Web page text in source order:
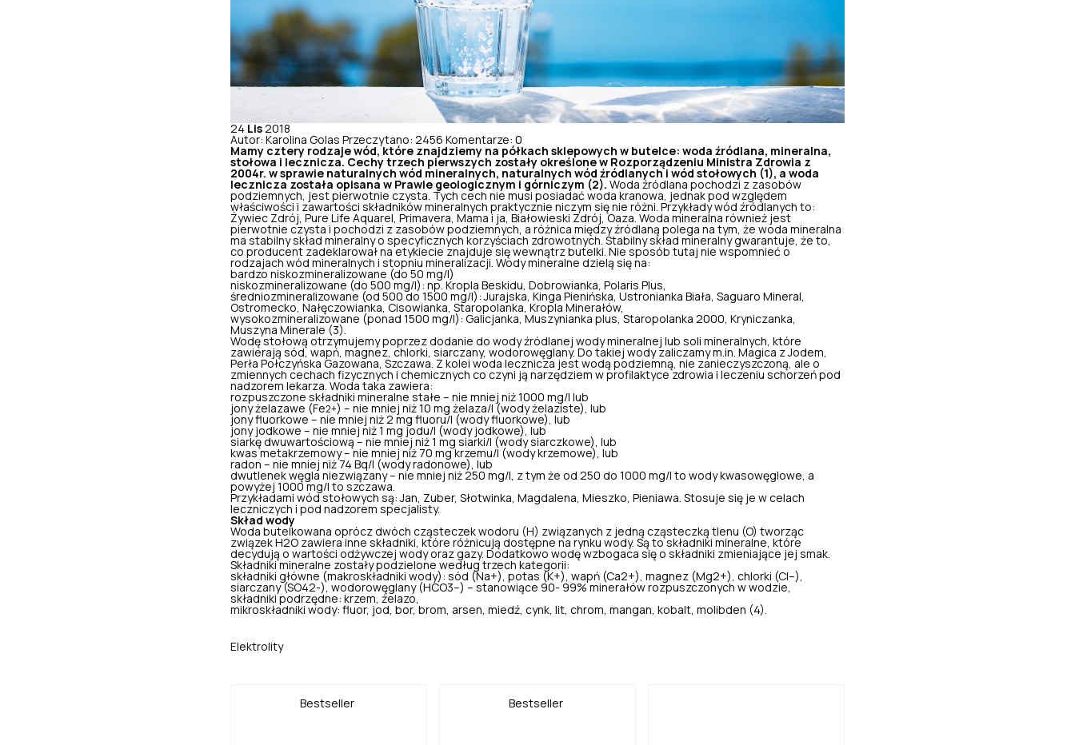
24 Lis 2018
Autor: Karolina Golas Przeczytano: 2456 Komentarze: 0
Mamy cztery rodzaje wód, które znajdziemy na półkach sklepowych w butelce: woda źródlana, mineralna,
stołowa i lecznicza. Cechy trzech pierwszych zostały określone w Rozporządzeniu Ministra Zdrowia z
2004r. w sprawie naturalnych wód mineralnych, naturalnych wód źródlanych i wód stołowych (1), a woda
lecznicza została opisana w Prawie geologicznym i górniczym (2). Woda źródlana pochodzi z zasobów
podziemnych, jest pierwotnie czysta. Tych cech nie musi posiadać woda kranowa, jednak pod względem
właściwości i zawartości składników mineralnych praktycznie niczym się nie różni. Przykłady wód źródlanych to:
Żywiec Zdrój, Pure Life Aquarel, Primavera, Mama i ja, Białowieski Zdrój, Oaza. Woda mineralna również jest
pierwotnie czysta i pochodzi z zasobów podziemnych, a różnica między źródlaną polega na tym, że woda mineralna
ma stabilny skład mineralny o specyficznych korzyściach zdrowotnych. Stabilny skład mineralny gwarantuje, że to,
co producent zadeklarował na etykiecie znajduje się wewnątrz butelki. Nie sposób tutaj nie wspomnieć o
rodzajach wód mineralnych i stopniu mineralizacji. Wody mineralne dzielą się na:
bardzo niskozmineralizowane (do 50 mg/l)
niskozmineralizowane (do 500 mg/l): np. Kropla Beskidu, Dobrowianka, Polaris Plus,
średniozmineralizowane (od 500 do 1500 mg/l): Jurajska, Kinga Pienińska, Ustronianka Biała, Saguaro Mineral,
Ostromecko, Nałęczowianka, Cisowianka, Staropolanka, Kropla Minerałów,
wysokozmineralizowane (ponad 1500 mg/l): Galicjanka, Muszynianka plus, Staropolanka 2000, Kryniczanka,
Muszyna Minerale (3).
Wodę stołową otrzymujemy poprzez dodanie do wody źródlanej wody mineralnej lub soli mineralnych, które
zawierają sód, wapń, magnez , chlorki, siarczany, wodorowęglany. Do takiej wody zaliczamy m.in. Magica z Jodem,
Perła Połczyńska Gazowana, Szczawa. Z kolei woda lecznicza jest wodą podziemną, nie zanieczyszczoną, ale o
zmiennych cechach fizycznych i chemicznych co czyni ją narzędziem w profilaktyce zdrowia i leczeniu schorzeń pod
nadzorem lekarza. Woda taka zawiera:
rozpuszczone składniki mineralne stałe – nie mniej niż 1000 mg/l lub
jony żelazawe (Fe2+) – nie mniej niż 10 mg żelaza/l (wody żelaziste), lub
jony fluorkowe – nie mniej niż 2 mg fluoru/l (wody fluorkowe), lub
jony jodkowe – nie mniej niż 1 mg jodu/l (wody jodkowe), lub
siarkę dwuwartościową – nie mniej niż 1 mg siarki/l (wody siarczkowe), lub
kwas metakrzemowy – nie mniej niż 70 mg krzemu/l (wody krzemowe), lub
radon – nie mniej niż 74 Bq/l (wody radonowe), lub
dwutlenek węgla niezwiązany – nie mniej niż 250 mg/l, z tym że od 250 do 1000 mg/l to wody kwasowęglowe, a
powyżej 1000 mg/l to szczawa.
Przykładami wód stołowych są: Jan, Zuber, Słotwinka, Magdalena, Mieszko, Pieniawa. Stosuje się je w celach
leczniczych i pod nadzorem specjalisty.
Skład wody
Woda butelkowana oprócz dwóch cząsteczek wodoru (H) związanych z jedną cząsteczką tlenu (O) tworząc
związek H2O zawiera inne składniki, które różnicują dostępne na rynku wody. Są to składniki mineralne, które
decydują o wartości odżywczej wody oraz gazy. Dodatkowo wodę wzbogaca się o składniki zmieniające jej smak.
Składniki mineralne zostały podzielone według trzech kategorii:
składniki główne (makroskładniki wody): sód (Na+), potas (K+), wapń (Ca2+), magnez (Mg2+), chlorki (Cl–),
siarczany (SO42-), wodorowęglany (HCO3–) – stanowiące 90- 99% minerałów rozpuszczonych w wodzie,
składniki podrzędne: krzem, żelazo,
mikroskładniki wody: fluor, jod, bor, brom, arsen, miedź, cynk, lit, chrom, mangan, kobalt, molibden (4).
Elektrolity
Bestseller Bestseller